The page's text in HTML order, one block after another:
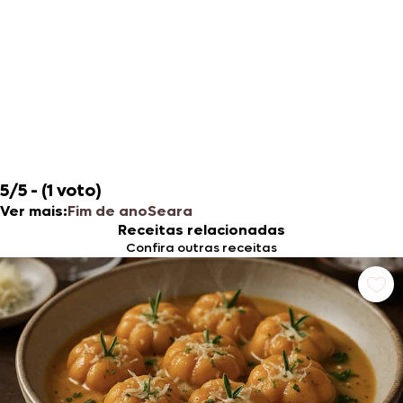
5/5 - (1 voto)
Ver mais:Fim de anoSeara
Receitas relacionadas
Confira outras receitas